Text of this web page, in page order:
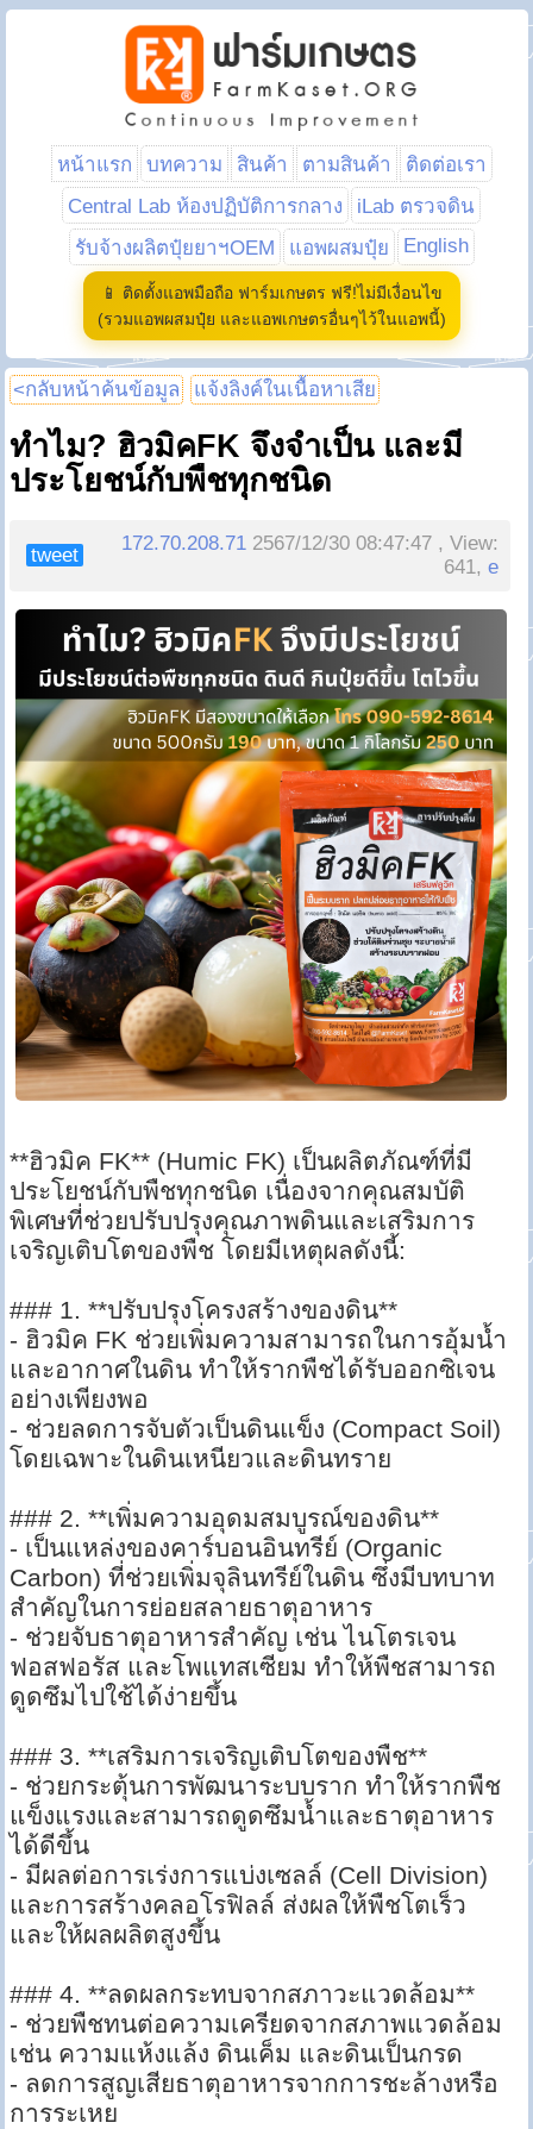
หน้าแรก บทความ สินค้า ตามสินค้า
ติดต่อเรา
Central Lab ห้องปฏิบัติการกลาง
iLab ตรวจดิน
รับจ้างผลิตปุ๋ยยาฯOEM
แอพผสมปุ๋ย English
📱 ติดตั้งแอพมือถือ ฟาร์มเกษตร ฟรี!ไม่มีเงื่อนไข
(รวมแอพผสมปุ๋ย และแอพเกษตรอื่นๆไว้ในแอพนี้)
<กลับหน้าค้นข้อมูล แจ้งลิงค์ในเนื้อหาเสีย
ทำไม? ฮิวมิคFK จึงจำเป็น และมี
ประโยชน์กับพืชทุกชนิด
tweet
172.70.208.71 2567/12/30 08:47:47 , View:
641,e
**ฮิวมิค FK** (Humic FK) เป็นผลิตภัณฑ์ที่มี
ประโยชน์กับพืชทุกชนิด เนื่องจากคุณสมบัติ
พิเศษที่ช่วยปรับปรุงคุณภาพดินและเสริมการ
เจริญเติบโตของพืช โดยมีเหตุผลดังนี้:
### 1. **ปรับปรุงโครงสร้างของดิน**
- ฮิวมิค FK ช่วยเพิ่มความสามารถในการอุ้มน้ำ
และอากาศในดิน ทำให้รากพืชได้รับออกซิเจน
อย่างเพียงพอ
- ช่วยลดการจับตัวเป็นดินแข็ง (Compact Soil)
โดยเฉพาะในดินเหนียวและดินทราย
### 2. **เพิ่มความอุดมสมบูรณ์ของดิน**
- เป็นแหล่งของคาร์บอนอินทรีย์ (Organic
Carbon) ที่ช่วยเพิ่มจุลินทรีย์ในดิน ซึ่งมีบทบาท
สำคัญในการย่อยสลายธาตุอาหาร
- ช่วยจับธาตุอาหารสำคัญ เช่น ไนโตรเจน
ฟอสฟอรัส และโพแทสเซียม ทำให้พืชสามารถ
ดูดซึมไปใช้ได้ง่ายขึ้น
### 3. **เสริมการเจริญเติบโตของพืช**
- ช่วยกระตุ้นการพัฒนาระบบราก ทำให้รากพืช
แข็งแรงและสามารถดูดซึมน้ำและธาตุอาหาร
ได้ดีขึ้น
- มีผลต่อการเร่งการแบ่งเซลล์ (Cell Division)
และการสร้างคลอโรฟิลล์ ส่งผลให้พืชโตเร็ว
และให้ผลผลิตสูงขึ้น
### 4. **ลดผลกระทบจากสภาวะแวดล้อม**
- ช่วยพืชทนต่อความเครียดจากสภาพแวดล้อม
เช่น ความแห้งแล้ง ดินเค็ม และดินเป็นกรด
- ลดการสูญเสียธาตุอาหารจากการชะล้างหรือ
การระเหย